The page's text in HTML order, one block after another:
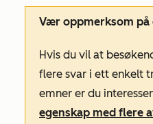
Vær oppmerksom på
Hvis du vil at
flere svar i ett enkelt
emner er du
egenskap med flere